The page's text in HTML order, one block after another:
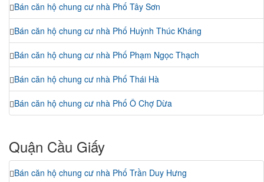
Bán căn hộ chung cư nhà Phố Tây Sơn
Bán căn hộ chung cư nhà Phố Huỳnh Thúc Kháng
Bán căn hộ chung cư nhà Phố Phạm Ngọc Thạch
Bán căn hộ chung cư nhà Phố Thái Hà
Bán căn hộ chung cư nhà Phố Ô Chợ Dừa
Quận Cầu Giấy
Bán căn hộ chung cư nhà Phố Trần Duy Hưng